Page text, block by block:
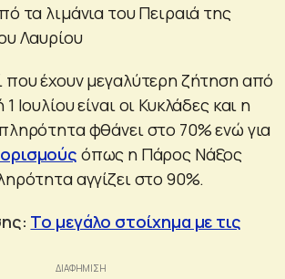
τα λιμάνια του Πειραιά της
Λαυρίου
που έχουν μεγαλύτερη ζήτηση από
Ιουλίου είναι οι Κυκλάδες και η
φθάνει στο 70% ενώ για
όπως η Πάρος Νάξος
αγγίζει στο 90%.
Το μεγάλο στοίχημα με τις